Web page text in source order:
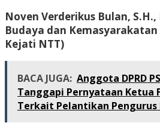
Noven Verderikus Bulan,
Budaya dan
Kejati NTT)
BACA JUGA: Anggota DPRD
Tanggapi Pernyataan Ketua
Terkait Pelantikan Pengurus